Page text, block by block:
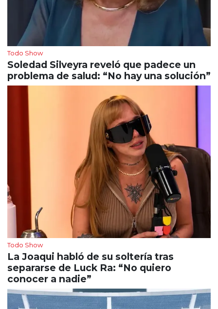
Todo Show
Soledad Silveyra reveló que padece un
problema de salud: “No hay una solución”
Todo Show
La Joaqui habló de su soltería tras
separarse de Luck Ra: “No quiero
conocer a nadie”